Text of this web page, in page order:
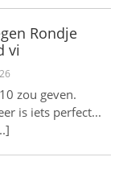
Rondje
vi
zou geven.
is iets perfect...